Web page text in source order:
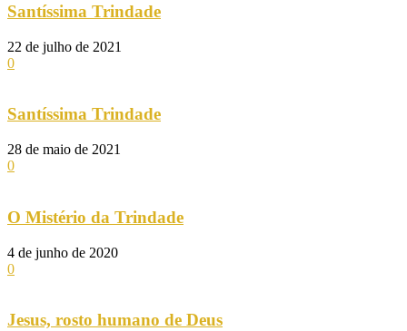
Santíssima Trindade
22 de julho de 2021
0
Santíssima Trindade
28 de maio de 2021
0
O Mistério da Trindade
4 de junho de 2020
0
Jesus, rosto humano de Deus